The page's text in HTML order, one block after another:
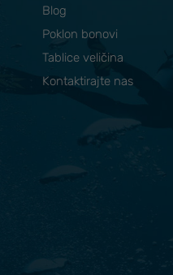
Blog
Poklon bonovi
Tablice veličina
Kontaktirajte nas